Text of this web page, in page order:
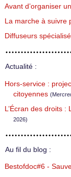
Avant d’organiser
La marche à
Diffuseurs
Actualité :
Hors-service :
citoyennes
L’Écran des droits :
2026)
Au fil du blog :
Bestofdoc#6 -